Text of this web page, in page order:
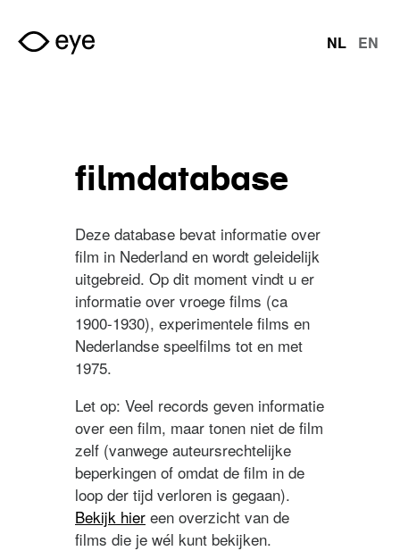
Overslaan en naar de inhoud gaan
talen
NL EN
filmdatabase
Deze database bevat informatie over
film in Nederland en wordt geleidelijk
uitgebreid. Op dit moment vindt u er
informatie over vroege films (ca
1900-1930), experimentele films en
Nederlandse speelfilms tot en met
1975.
Let op: Veel records geven informatie
over een film, maar tonen niet de film
zelf (vanwege auteursrechtelijke
beperkingen of omdat de film in de
loop der tijd verloren is gegaan).
Bekijk hier een overzicht van de
films die je wél kunt bekijken.